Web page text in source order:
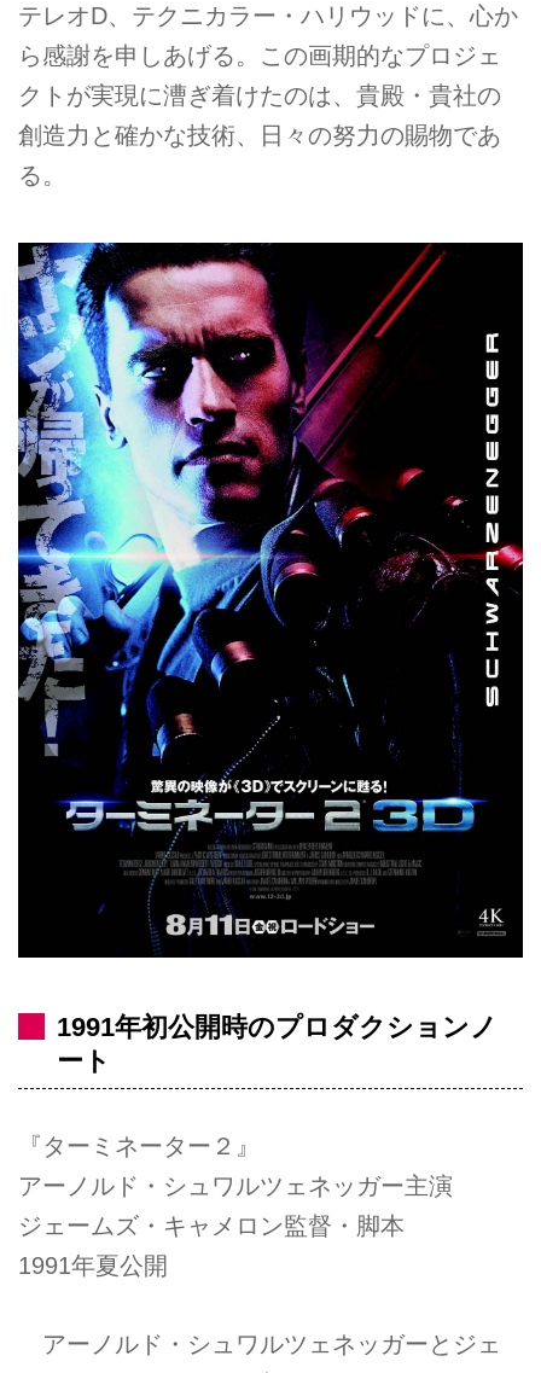
テレオD、テクニカラー・ハリウッドに、心か
ら感謝を申しあげる。この画期的なプロジェ
クトが実現に漕ぎ着けたのは、貴殿・貴社の
創造力と確かな技術、日々の努力の賜物であ
る。
1991年初公開時のプロダクションノ
ート
『ターミネーター２』
アーノルド・シュワルツェネッガー主演
ジェームズ・キャメロン監督・脚本
1991年夏公開
アーノルド・シュワルツェネッガーとジェ